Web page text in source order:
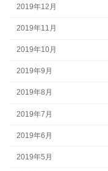
2019年12月
2019年11月
2019年10月
2019年9月
2019年8月
2019年7月
2019年6月
2019年5月